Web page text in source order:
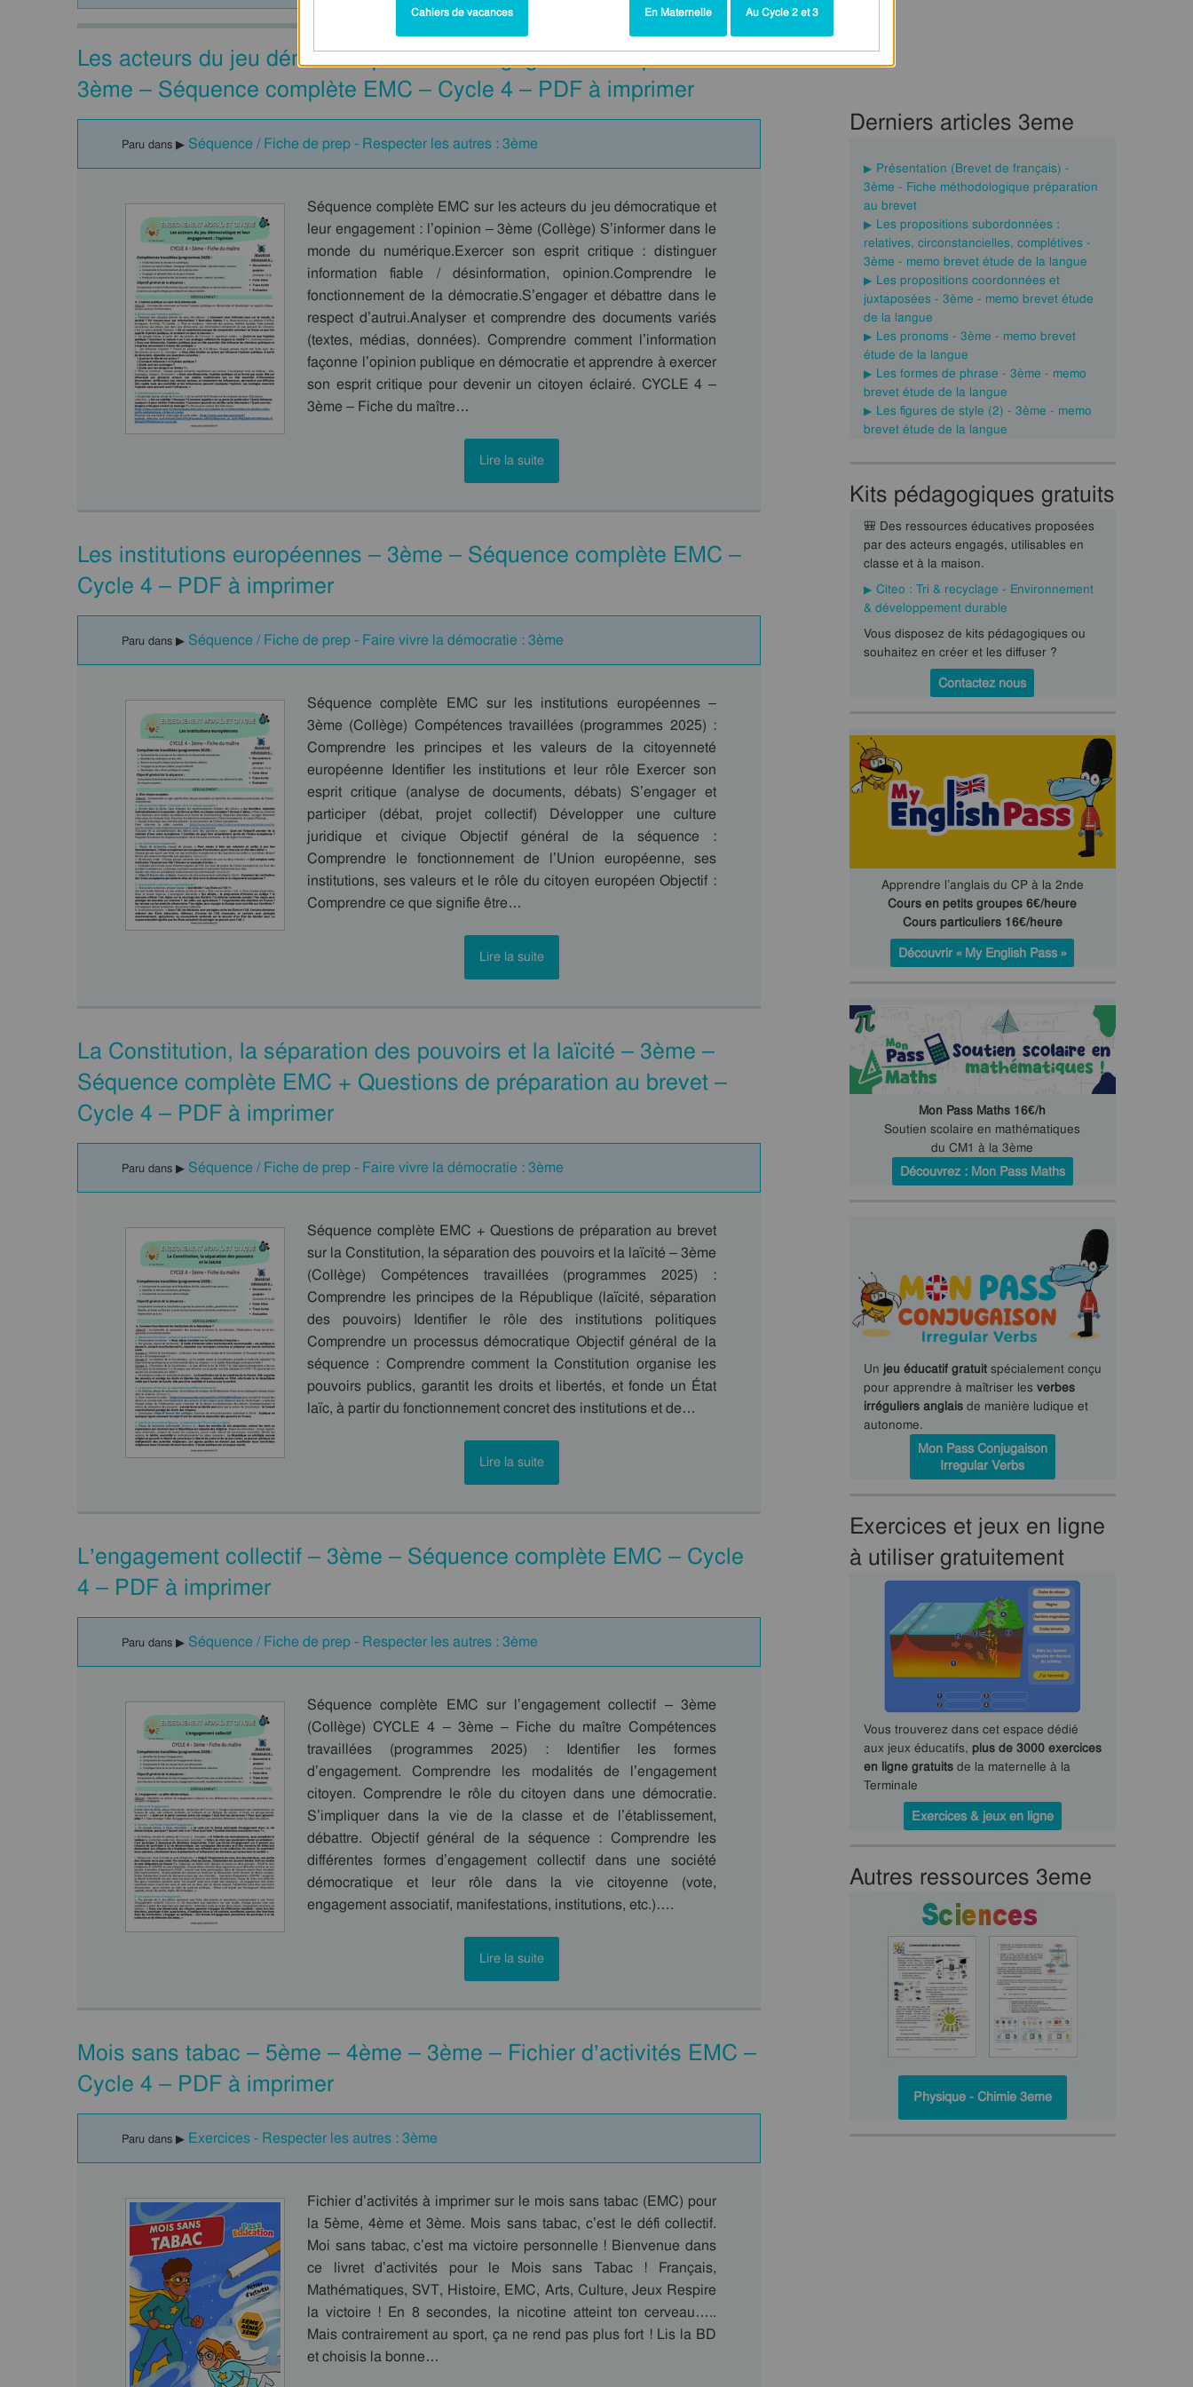
Les acteurs du jeu démocratique et leur engagement : l’opinion –
3ème – Séquence complète EMC – Cycle 4 – PDF à imprimer
Paru dans ▶ Séquence / Fiche de prep - Respecter les autres : 3ème
Séquence complète EMC sur les acteurs du jeu démocratique et
leur engagement : l’opinion – 3ème (Collège) S’informer dans le
monde du numérique.Exercer son esprit critique : distinguer
information fiable / désinformation, opinion.Comprendre le
fonctionnement de la démocratie.S’engager et débattre dans le
respect d’autrui.Analyser et comprendre des documents variés
(textes, médias, données). Comprendre comment l’information
façonne l’opinion publique en démocratie et apprendre à exercer
son esprit critique pour devenir un citoyen éclairé. CYCLE 4 –
3ème – Fiche du maître…
Lire la suite
Les institutions européennes – 3ème – Séquence complète EMC –
Cycle 4 – PDF à imprimer
Paru dans ▶ Séquence / Fiche de prep - Faire vivre la démocratie : 3ème
Séquence complète EMC sur les institutions européennes –
3ème (Collège) Compétences travaillées (programmes 2025) :
Comprendre les principes et les valeurs de la citoyenneté
européenne Identifier les institutions et leur rôle Exercer son
esprit critique (analyse de documents, débats) S’engager et
participer (débat, projet collectif) Développer une culture
juridique et civique Objectif général de la séquence :
Comprendre le fonctionnement de l’Union européenne, ses
institutions, ses valeurs et le rôle du citoyen européen Objectif :
Comprendre ce que signifie être…
Lire la suite
La Constitution, la séparation des pouvoirs et la laïcité – 3ème –
Séquence complète EMC + Questions de préparation au brevet –
Cycle 4 – PDF à imprimer
Paru dans ▶ Séquence / Fiche de prep - Faire vivre la démocratie : 3ème
Séquence complète EMC + Questions de préparation au brevet
sur la Constitution, la séparation des pouvoirs et la laïcité – 3ème
(Collège) Compétences travaillées (programmes 2025) :
Comprendre les principes de la République (laïcité, séparation
des pouvoirs) Identifier le rôle des institutions politiques
Comprendre un processus démocratique Objectif général de la
séquence : Comprendre comment la Constitution organise les
pouvoirs publics, garantit les droits et libertés, et fonde un État
laïc, à partir du fonctionnement concret des institutions et de…
Lire la suite
L’engagement collectif – 3ème – Séquence complète EMC – Cycle
4 – PDF à imprimer
Paru dans ▶ Séquence / Fiche de prep - Respecter les autres : 3ème
Séquence complète EMC sur l’engagement collectif – 3ème
(Collège) CYCLE 4 – 3ème – Fiche du maître Compétences
travaillées (programmes 2025) : Identifier les formes
d’engagement. Comprendre les modalités de l’engagement
citoyen. Comprendre le rôle du citoyen dans une démocratie.
S’impliquer dans la vie de la classe et de l’établissement,
débattre. Objectif général de la séquence : Comprendre les
différentes formes d’engagement collectif dans une société
démocratique et leur rôle dans la vie citoyenne (vote,
engagement associatif, manifestations, institutions, etc.)….
Lire la suite
Mois sans tabac – 5ème – 4ème – 3ème – Fichier d’activités EMC –
Cycle 4 – PDF à imprimer
Paru dans ▶ Exercices - Respecter les autres : 3ème
Fichier d’activités à imprimer sur le mois sans tabac (EMC) pour
la 5ème, 4ème et 3ème. Mois sans tabac, c’est le défi collectif.
Moi sans tabac, c’est ma victoire personnelle ! Bienvenue dans
ce livret d’activités pour le Mois sans Tabac ! Français,
Mathématiques, SVT, Histoire, EMC, Arts, Culture, Jeux Respire
la victoire ! En 8 secondes, la nicotine atteint ton cerveau…..
Mais contrairement au sport, ça ne rend pas plus fort ! Lis la BD
et choisis la bonne…
Derniers articles 3eme
Présentation (Brevet de français) -
3ème - Fiche méthodologique préparation
au brevet
Les propositions subordonnées :
relatives, circonstancielles, complétives -
3ème - memo brevet étude de la langue
Les propositions coordonnées et
juxtaposées - 3ème - memo brevet étude
de la langue
Les pronoms - 3ème - memo brevet
étude de la langue
Les formes de phrase - 3ème - memo
brevet étude de la langue
Les figures de style (2) - 3ème - memo
brevet étude de la langue
Kits pédagogiques gratuits
🎒 Des ressources éducatives proposées
par des acteurs engagés, utilisables en
classe et à la maison.
Citeo : Tri & recyclage - Environnement
& développement durable
Vous disposez de kits pédagogiques ou
souhaitez en créer et les diffuser ?
Contactez nous
Apprendre l’anglais du CP à la 2nde
Cours en petits groupes 6€/heure
Cours particuliers 16€/heure
Découvrir « My English Pass »
Mon Pass Maths 16€/h
Soutien scolaire en mathématiques
du CM1 à la 3ème
Découvrez : Mon Pass Maths
Un jeu éducatif gratuitspécialement conçu
pour apprendre à maîtriser les verbes
irréguliers anglaisde manière ludique et
autonome.
Mon Pass Conjugaison
Irregular Verbs
Exercices et jeux en ligne
à utiliser gratuitement
Vous trouverez dans cet espace dédié
aux jeux éducatifs, plus de 3000 exercices
en ligne gratuitsde la maternelle à la
Terminale
Exercices & jeux en ligne
Autres ressources 3eme
Physique - Chimie 3eme
Cahiers de vacances En Maternelle Au Cycle 2 et 3